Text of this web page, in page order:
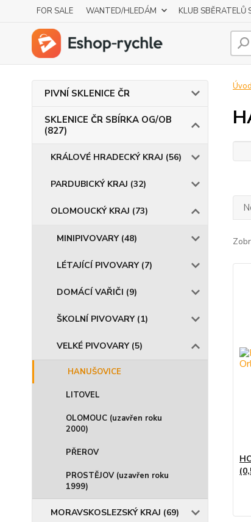
FOR SALE WANTED/HLEDÁM KLUB SBĚRATELŮ
PIVNÍ SKLENICE ČR
SKLENICE ČR SBÍRKA OG/OB
(827)
KRÁLOVÉ HRADECKÝ KRAJ (56)
PARDUBICKÝ KRAJ (32)
OLOMOUCKÝ KRAJ (73)
MINIPIVOVARY (48)
LÉTAJÍCÍ PIVOVARY (7)
DOMÁCÍ VAŘIČI (9)
ŠKOLNÍ PIVOVARY (1)
VELKÉ PIVOVARY (5)
HANUŠOVICE
LITOVEL
OLOMOUC (uzavřen roku
2000)
PŘEROV
PROSTĚJOV (uzavřen roku
1999)
MORAVSKOSLEZSKÝ KRAJ (69)
Úvod